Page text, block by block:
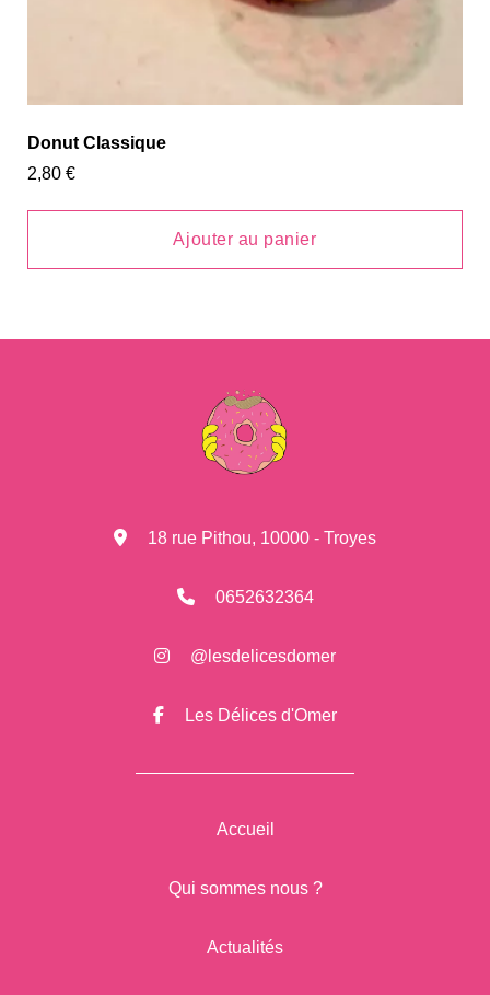
Donut Classique
2,80 €
Ajouter au panier
18 rue Pithou, 10000 - Troyes
0652632364
@lesdelicesdomer
Les Délices d'Omer
Accueil
Qui sommes nous ?
Actualités